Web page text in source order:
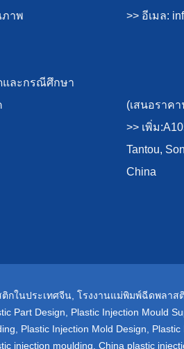
าพ
และกรณีศึกษา
>> อีเมล:
(เสนอราค
>> เพิ่ม
Tantou,
China
กในประเทศจีน โรงงานแม่พิมพ์ฉีดพลาส
Part Design Plastic Injection Mould
Plastic Injection Mold Design Plastic
injection moulding China plastic